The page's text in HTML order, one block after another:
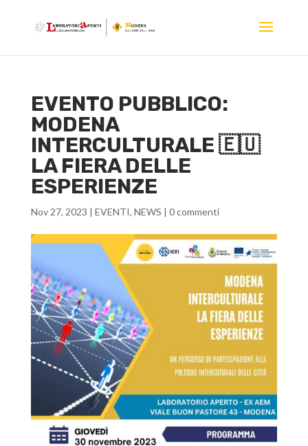
EVENTO PUBBLICO:
MODENA
INTERCULTURALE 🇪🇺
LA FIERA DELLE
ESPERIENZE
Nov 27, 2023 | EVENTI, NEWS | 0 commenti